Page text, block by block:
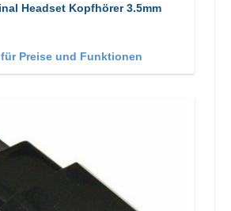
Doro Original Headset Kopfhörer 3.5mm
Preise und Funktionen